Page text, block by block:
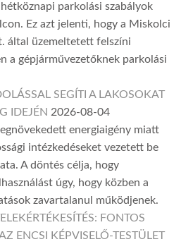
parkolási szabályok
Ez azt jelenti, hogy a Miskolci
által üzemeltetett felszíni
a gépjárművezetőknek parkolási
SEGÍTI A LAKOSOKAT
IDEJÉN 2026-08-04
energiaigény miatt
intézkedéseket vezetett be
A döntés célja, hogy
úgy, hogy közben a
zavartalanul működjenek.
FONTOS
ENCSI KÉPVISELŐ-TESTÜLET